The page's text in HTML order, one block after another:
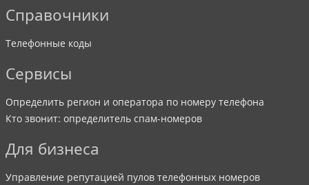
Справочники
Телефонные коды
Сервисы
Определить регион и оператора по номеру телефона
Кто звонит: определитель спам-номеров
Для бизнеса
Управление репутацией пулов телефонных номеров